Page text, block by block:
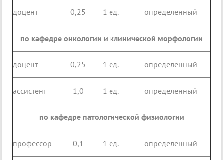
доцент 0,25 1 ед. определенный
по кафедре онкологии и клинической морфологии
доцент 0,25 1 ед. определенный
ассистент 1,0 1 ед. определенный
по кафедре патологической физиологии
профессор 0,1 1 ед. определенный